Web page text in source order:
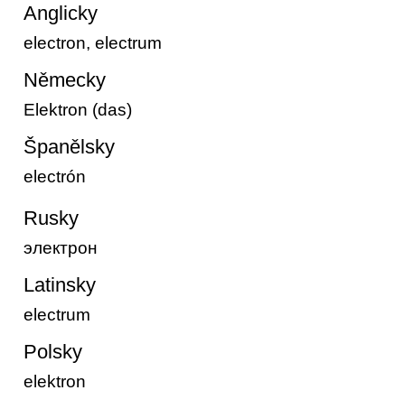
Anglicky
electron, electrum
Německy
Elektron (das)
Španělsky
electrón
Rusky
электрон
Latinsky
electrum
Polsky
elektron